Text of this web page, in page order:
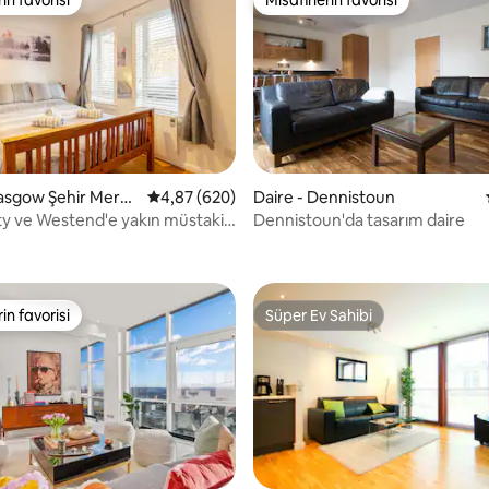
puan, 244 değerlendirme
favorisi
Şehir Merke
5 üzerinden ortalama 4,87 puan, 620
4,87 (620)
ve Westend'e yakın müstakil
Misafirlerin favorisi
Daire - Dennistoun
Dennistoun'da tasarım daire
favorisi
favorisi Süper Ev Sahibi
Süper Ev Sahibi